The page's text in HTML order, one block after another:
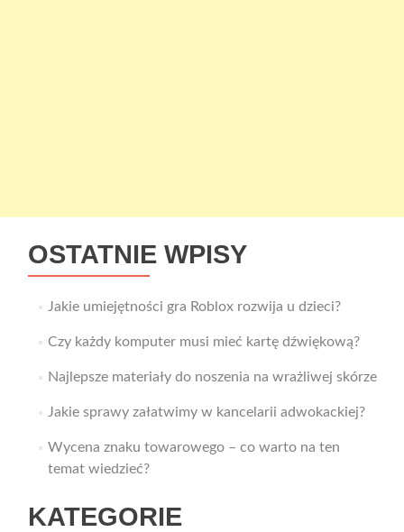
OSTATNIE WPISY
Jakie umiejętności gra Roblox rozwija u dzieci?
Czy każdy komputer musi mieć kartę dźwiękową?
Najlepsze materiały do noszenia na wrażliwej skórze
Jakie sprawy załatwimy w kancelarii adwokackiej?
Wycena znaku towarowego – co warto na ten
temat wiedzieć?
KATEGORIE